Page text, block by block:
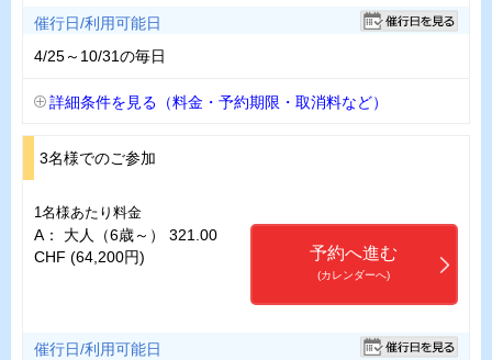
催行日/利用可能日
4/25～10/31の毎日
詳細条件を見る（料金・予約期限・取消料など）
3名様でのご参加
1名様あたり料金
A： 大人（6歳～） 321.00
CHF (64,200円)
予約へ進む
(カレンダーへ)
催行日/利用可能日